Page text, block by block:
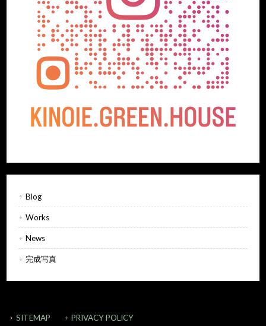
Blog
Works
News
完成写真
SITEMAP PRIVACY POLICY